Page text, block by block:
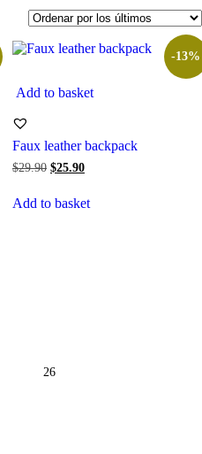
-13%
Add to basket
Faux leather backpack
$29.90 $25.90
Add to basket